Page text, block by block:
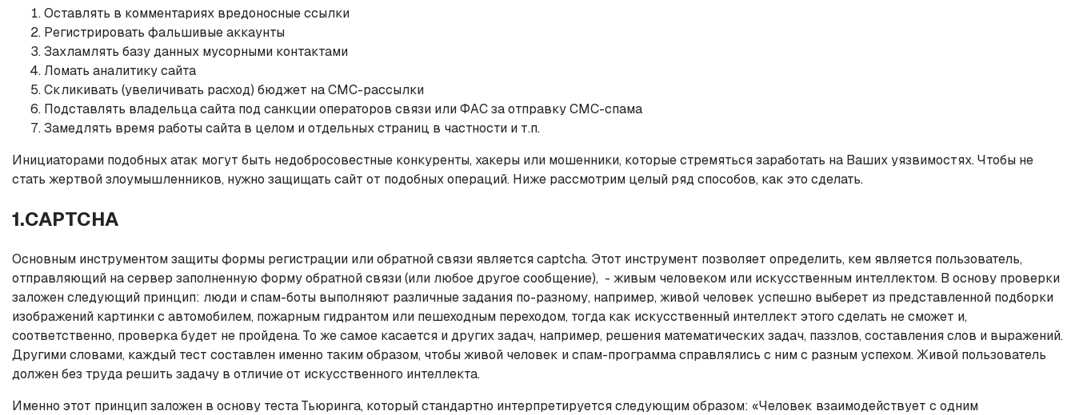
Оставлять в комментариях вредоносные ссылки
Регистрировать фальшивые аккаунты
Захламлять базу данных мусорными контактами
Ломать аналитику сайта
Скликивать (увеличивать расход) бюджет на СМС-рассылки
Подставлять владельца сайта под санкции операторов связи или ФАС за отправку СМС-спама
Замедлять время работы сайта в целом и отдельных страниц в частности и т.п.
Инициаторами подобных атак могут быть недобросовестные конкуренты, хакеры или мошенники, которые стремяться заработать на Ваших уязвимостях. Чтобы не
стать жертвой злоумышленников, нужно защищать сайт от подобных операций. Ниже рассмотрим целый ряд способов, как это сделать.
1.CAPTCHA
Основным инструментом защиты формы регистрации или обратной связи является captcha. Этот инструмент позволяет определить, кем является пользователь,
отправляющий на сервер заполненную форму обратной связи (или любое другое сообщение), - живым человеком или искусственным интеллектом. В основу проверки
заложен следующий принцип: люди и спам-боты выполняют различные задания по-разному, например, живой человек успешно выберет из представленной подборки
изображений картинки с автомобилем, пожарным гидрантом или пешеходным переходом, тогда как искусственный интеллект этого сделать не сможет и,
соответственно, проверка будет не пройдена. То же самое касается и других задач, например, решения математических задач, паззлов, составления слов и выражений.
Другими словами, каждый тест составлен именно таким образом, чтобы живой человек и спам-программа справлялись с ним с разным успехом. Живой пользователь
должен без труда решить задачу в отличие от искусственного интеллекта.
Именно этот принцип заложен в основу теста Тьюринга, который стандартно интерпретируется следующим образом: «Человек взаимодействует с одним